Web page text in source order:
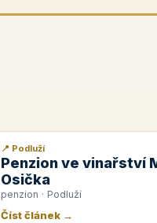
📰 PR článek
📍 Podluží
Penzion ve vinařství
Osička
penzion · Podluží
Číst článek →